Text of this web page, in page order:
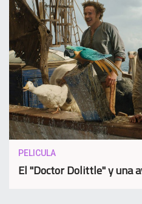
PELICULA
El "Doctor Dolittle" y una